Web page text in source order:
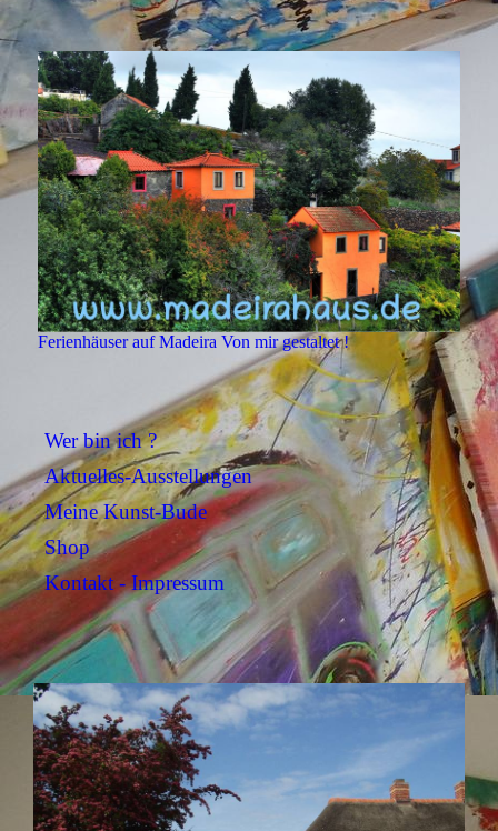
Ferienhäuser auf Madeira Von mir gestaltet !
Wer bin ich ?
Aktuelles-Ausstellungen
Meine Kunst-Bude
Shop
Kontakt - Impressum